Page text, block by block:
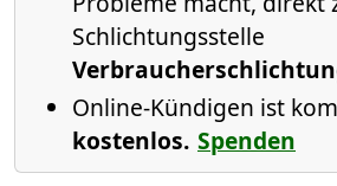
Schlichtungsstelle
Online-Kündigen ist
kostenlos. Spenden